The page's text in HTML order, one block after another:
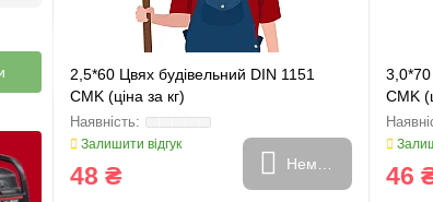
2,5*60 Цвях будiвельний DIN 1151
CMK (ціна за кг)
Залишити відгук
48 ₴ Немає в наявності
CMK
46